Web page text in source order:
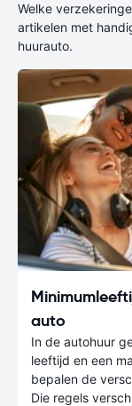
Welke
artikelen met
huurauto.
auto
In de autohuur
leeftijd en een
bepalen de
Die regels